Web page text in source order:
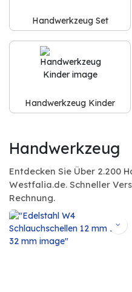
Handwerkzeug Set
Handwerkzeug Kinder
Handwerkzeug
Entdecken Sie Über 2.200
Westfalia.de. Schneller
Rechnung.